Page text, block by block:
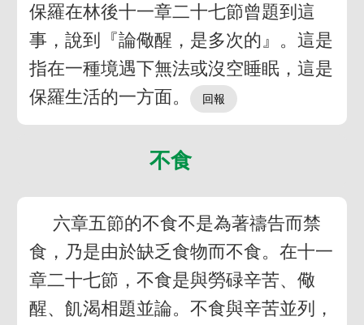
保羅在林後十一章二十七節曾題到這
事，說到『論儆醒，是多次的』。這是
指在一種境遇下無法或沒空睡眠，這是
保羅生活的一方面。
不食
六章五節的不食不是為著禱告而禁
食，乃是由於缺乏食物而不食。在十一
章二十七節，不食是與勞碌辛苦、儆
醒、飢渴相題並論。不食與辛苦並列，